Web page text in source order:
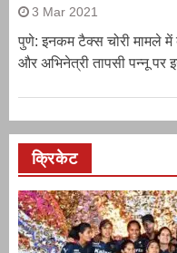
3 Mar 2021
पुणे: इनकम टैक्स चोरी मामले में
और अभिनेत्री तापसी पन्नू पर
क्रिकेट